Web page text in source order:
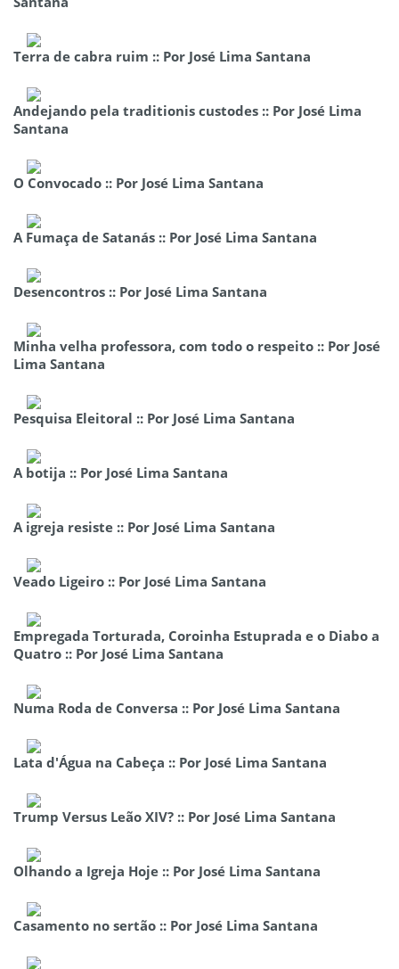
Terra de cabra ruim :: Por José Lima Santana
Andejando pela traditionis custodes :: Por José Lima
Santana
O Convocado :: Por José Lima Santana
A Fumaça de Satanás :: Por José Lima Santana
Desencontros :: Por José Lima Santana
Minha velha professora, com todo o respeito :: Por José
Lima Santana
Pesquisa Eleitoral :: Por José Lima Santana
A botija :: Por José Lima Santana
A igreja resiste :: Por José Lima Santana
Veado Ligeiro :: Por José Lima Santana
Empregada Torturada, Coroinha Estuprada e o Diabo a
Quatro :: Por José Lima Santana
Numa Roda de Conversa :: Por José Lima Santana
Lata d'Água na Cabeça :: Por José Lima Santana
Trump Versus Leão XIV? :: Por José Lima Santana
Olhando a Igreja Hoje :: Por José Lima Santana
Casamento no sertão :: Por José Lima Santana